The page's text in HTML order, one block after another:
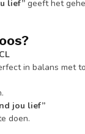
lief” geeft het
in balans met
jou lief”
doen.